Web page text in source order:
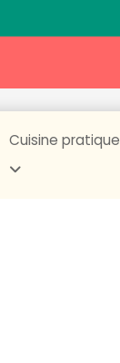
Cuisine pratique